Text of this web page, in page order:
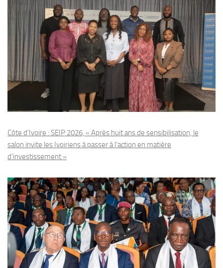
Côte d’Ivoire : SEIP 2026, « Après huit ans de sensibilisation, le
salon invite les Ivoiriens à passer à l’action en matière
d’investissement »